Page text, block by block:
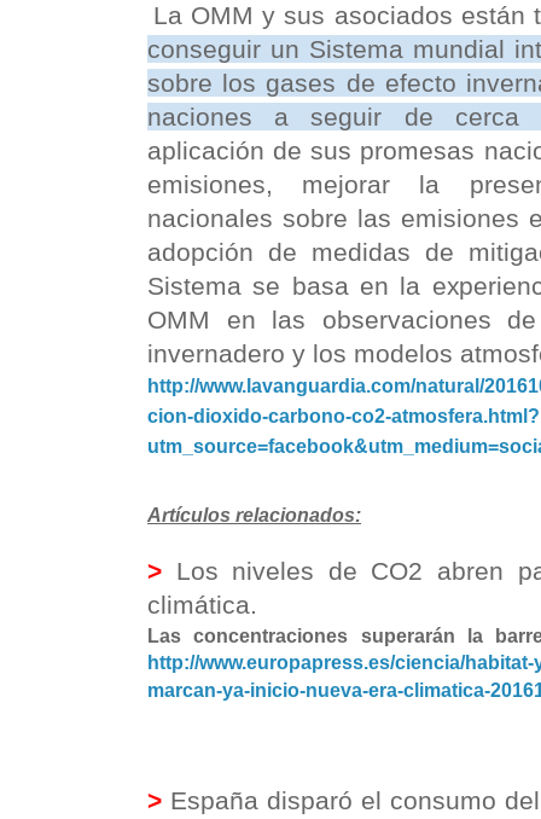
La OMM y sus asociados están
conseguir un Sistema mundial
sobre los gases de efecto
naciones a seguir de cerca
aplicación de sus promesas
emisiones, mejorar la
nacionales sobre las emisiones
adopción de medidas de
Sistema se basa en la
OMM en las observaciones
invernadero y los modelos
http://www.lavanguardia.com/natural/
cion-dioxido-carbono-co2-atmosfera.html?
Artículos relacionados:
> Los niveles de CO2 abren
climática.
Las concentraciones superarán la
http://www.europapress.es/ciencia/
marcan-ya-inicio-nueva-era-climatica-
> España disparó el consumo